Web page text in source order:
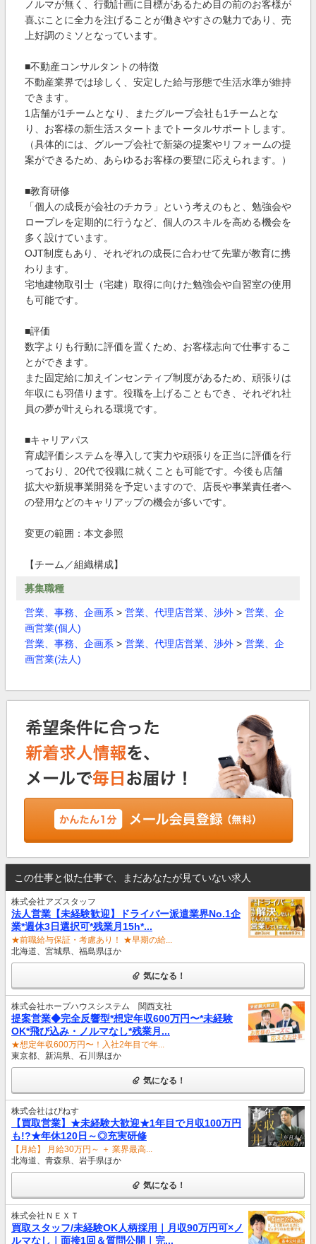
ノルマが無く、行動計画に目標があるため目の前のお客様が
喜ぶことに全力を注げることが働きやすさの魅力であり、売
上好調のミソとなっています。
■不動産コンサルタントの特徴
不動産業界では珍しく、安定した給与形態で生活水準が維持
できます。
1店舗が1チームとなり、またグループ会社も1チームとな
り、お客様の新生活スタートまでトータルサポートします。
（具体的には、グループ会社で新築の提案やリフォームの提
案ができるため、あらゆるお客様の要望に応えられます。）
■教育研修
「個人の成長が会社のチカラ」という考えのもと、勉強会や
ロープレを定期的に行うなど、個人のスキルを高める機会を
多く設けています。
OJT制度もあり、それぞれの成長に合わせて先輩が教育に携
わります。
宅地建物取引士（宅建）取得に向けた勉強会や自習室の使用
も可能です。
■評価
数字よりも行動に評価を置くため、お客様志向で仕事するこ
とができます。
また固定給に加えインセンティブ制度があるため、頑張りは
年収にも羽借ります。役職を上げることもでき、それぞれ社
員の夢が叶えられる環境です。
■キャリアパス
育成評価システムを導入して実力や頑張りを正当に評価を行
っており、20代で役職に就くことも可能です。今後も店舗
拡大や新規事業開発を予定いますので、店長や事業責任者へ
の登用などのキャリアップの機会が多いです。
変更の範囲：本文参照
【チーム／組織構成】
募集職種
営業、事務、企画系 > 営業、代理店営業、渉外 > 営業、企
画営業(個人)
営業、事務、企画系 > 営業、代理店営業、渉外 > 営業、企
画営業(法人)
この仕事と似た仕事で、まだあなたが見ていない求人
株式会社アズスタッフ
法人営業【未経験歓迎】ドライバー派遣業界No.1企
業*週休3日選択可*残業月15h*...
★前職給与保証・考慮あり！ ★早期の給...
北海道、宮城県、福島県ほか
気になる！
株式会社ホープハウスシステム 関西支社
提案営業◆完全反響型*想定年収600万円〜*未経験
OK*飛び込み・ノルマなし*残業月...
★想定年収600万円〜！入社2年目で年...
東京都、新潟県、石川県ほか
気になる！
株式会社はぴねす
【買取営業】★未経験大歓迎★1年目で月収100万円
も!?★年休120日～◎充実研修
【月給】 月給30万円～ ＋ 業界最高...
北海道、青森県、岩手県ほか
気になる！
株式会社ＮＥＸＴ
買取スタッフ/未経験OK人柄採用｜月収90万円可×ノ
ルマなし｜面接1回＆質問公開｜完...